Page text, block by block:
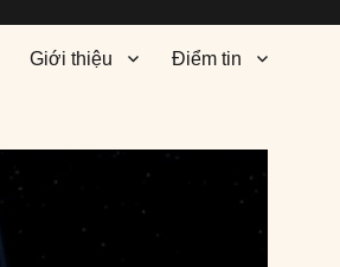
Giới thiệu Điểm tin